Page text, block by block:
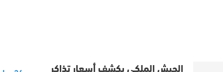
الجيش الملكي يكشف أسعار تذاكر